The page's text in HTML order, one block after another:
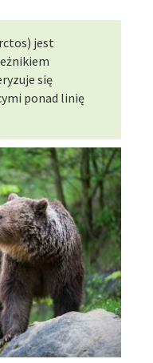
jest
się
ponad linię